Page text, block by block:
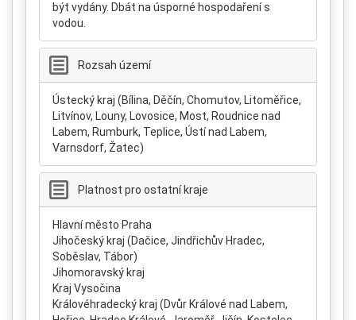
být vydány. Dbát na úsporné hospodaření s
vodou.
Rozsah území
Ústecký kraj (Bílina, Děčín, Chomutov, Litoměřice,
Litvínov, Louny, Lovosice, Most, Roudnice nad
Labem, Rumburk, Teplice, Ústí nad Labem,
Varnsdorf, Žatec)
Platnost pro ostatní kraje
Hlavní město Praha
Jihočeský kraj (Dačice, Jindřichův Hradec,
Soběslav, Tábor)
Jihomoravský kraj
Kraj Vysočina
Královéhradecký kraj (Dvůr Králové nad Labem,